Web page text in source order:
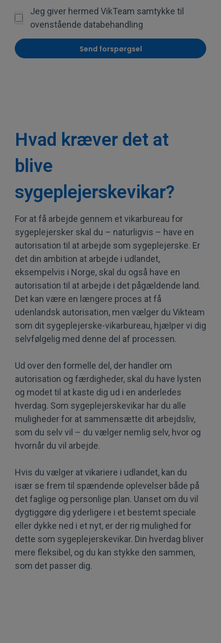
Jeg giver hermed VikTeam samtykke til
ovenstående databehandling
Hvad kræver det at
blive
sygeplejerskevikar?
For at få arbejde gennem et vikarbureau for
sygeplejersker skal du – naturligvis – have en
autorisation til at arbejde som sygeplejerske. Er
det din ambition at arbejde i udlandet,
eksempelvis i Norge, skal du også have en
autorisation til at arbejde i det pågældende land.
Det kan være en længere proces at få
udenlandsk autorisation, men vælger du Vikteam
som dit sygeplejerske-vikarbureau, hjælper vi dig
selvfølgelig med denne del af processen.
Ud over den formelle del, der handler om
autorisation og færdigheder, skal du have lysten
og modet til at kaste dig ud i en anderledes
hverdag. Som sygeplejerskevikar har du alle
muligheder for at sammensætte dit arbejdsliv,
som du selv vil – du vælger nemlig selv, hvor og
hvornår du vil arbejde.
Hvis du vælger at vikariere i udlandet, kan du
især se frem til spændende oplevelser både på
det faglige og personlige plan. Uanset om du vil
dygtiggøre dig yderligere i et bestemt speciale
eller dykke ned i et nyt, er der rig mulighed for
dette som sygeplejerskevikar. Din hverdag bliver
mere fleksibel, og du kan stykke den sammen,
som det passer dig.